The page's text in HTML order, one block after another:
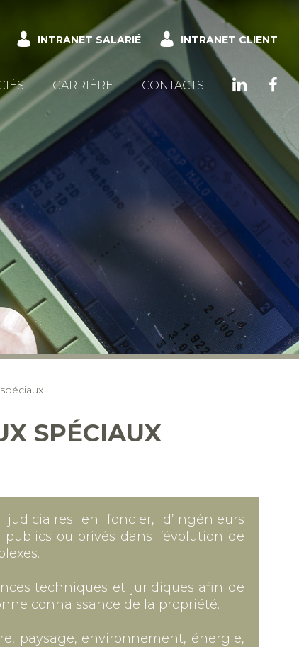
INTRANET SALARIÉ INTRANET CLIENT
CARRIÈRE CONTACTS
SPÉCIAUX
judiciaires en foncier, d’ingénieurs
ou privés dans l’évolution de
techniques et juridiques afin de
connaissance de la propriété.
paysage, environnement, énergie,